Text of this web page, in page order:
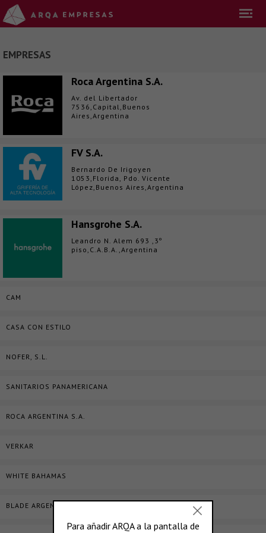
EMPRESAS
Roca Argentina S.A.
Av. del Libertador
7536,Capital,Buenos
Aires,Argentina
FV S.A.
Bernardo De Irigoyen
1053,Florida, Pdo. Vicente
López,Buenos Aires,Argentina
Hansgrohe S.A.
Leandro N. Alem 693 ,3º
piso,C.A.B.A.,Argentina
CAM
CASA CON ESTILO
NOFER, S.L.
SANITARIOS PANAMERICANA
ROCA ARGENTINA S.A.
VERKAR
WHITE BAHAMAS
BLADE ARGENTINA